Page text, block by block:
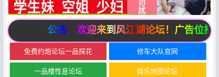
公告：欢迎来到风江湖论坛！广告位招
免费约炮论坛一品探花 修车大队官网
一品楼性息论坛 娱乐地图论坛